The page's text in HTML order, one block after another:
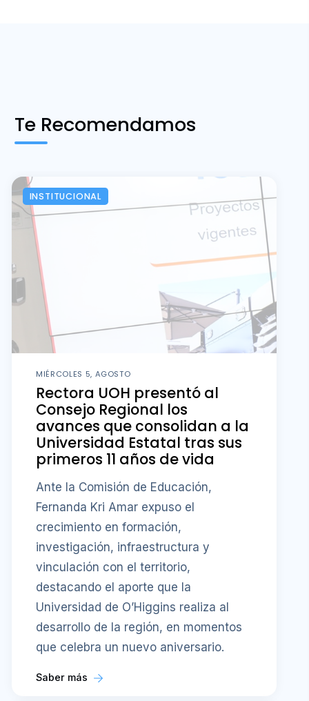
Te Recomendamos
INSTITUCIONAL
MIÉRCOLES 5, AGOSTO
Rectora UOH presentó al
Consejo Regional los
avances que consolidan a la
Universidad Estatal tras sus
primeros 11 años de vida
Ante la Comisión de Educación,
Fernanda Kri Amar expuso el
crecimiento en formación,
investigación, infraestructura y
vinculación con el territorio,
destacando el aporte que la
Universidad de O’Higgins realiza al
desarrollo de la región, en momentos
que celebra un nuevo aniversario.
Saber más